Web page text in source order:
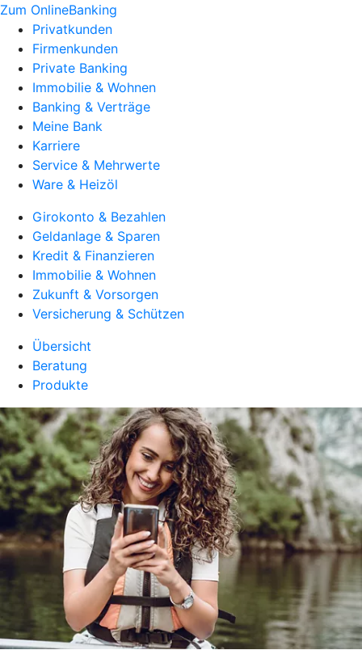
Zum OnlineBanking
Privatkunden
Firmenkunden
Private Banking
Immobilie & Wohnen
Banking & Verträge
Meine Bank
Karriere
Service & Mehrwerte
Ware & Heizöl
Girokonto & Bezahlen
Geldanlage & Sparen
Kredit & Finanzieren
Immobilie & Wohnen
Zukunft & Vorsorgen
Versicherung & Schützen
Übersicht
Beratung
Produkte